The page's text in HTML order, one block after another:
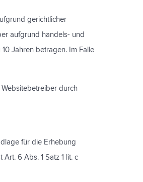
gerichtlicher
aufgrund handels- und
Jahren betragen. Im Falle
durch
für die Erhebung
6 Abs. 1 Satz 1 lit. c